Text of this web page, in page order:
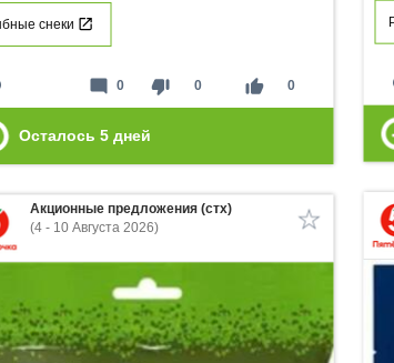
снеки
thumb_down 0 thumb_up 0
mode_comment 0
Осталось 5 дней
Акционные предложения (стх)
(4 - 10 Августа 2026)